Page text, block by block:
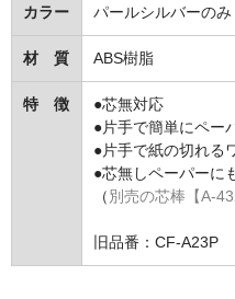
タオル掛け・タオルリ
収納キャビネット・棚
収納キャビネット・
収納キャビネット・
紙巻器・トイレットペ
紙巻器・トイレット
カラー パールシルバーのみ
材 質 ABS樹脂
特 徴
●芯無対応
●片手で簡単にペー
●片手で紙の切れる
●芯無しペーパーに
（別売の芯棒【A-
旧品番：CF-A23P